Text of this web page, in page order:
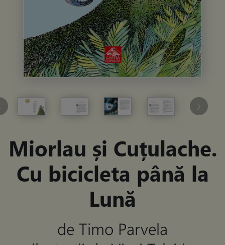
Miorlau și Cuțulache.
Cu bicicleta până la
Lună
de Timo Parvela